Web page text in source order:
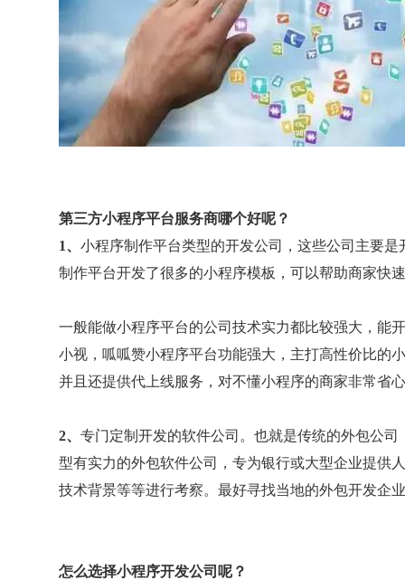
第三方小程序平台服务商哪个好呢？
1、 小程序制作平台类型的开发公司，这些公司主要
制作平台开发了很多的小程序模板，可以帮助商家快
一般能做小程序平台的公司技术实力都比较强大，能
小视，呱呱赞小程序平台功能强大，主打高性价比的
并且还提供代上线服务，对不懂小程序的商家非常省
2、 专门定制开发的软件公司。也就是传统的外包公
型有实力的外包软件公司，专为银行或大型企业提供
技术背景等等进行考察。最好寻找当地的外包开发企
怎么选择小程序开发公司呢？